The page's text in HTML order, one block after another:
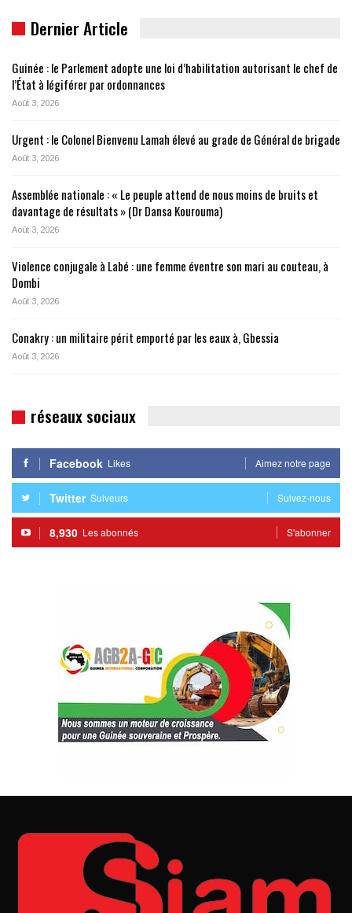
Dernier Article
Guinée : le Parlement adopte une loi d’habilitation autorisant le chef de
l’État à légiférer par ordonnances
Août 3, 2026
Urgent : le Colonel Bienvenu Lamah élevé au grade de Général de brigade
Août 3, 2026
Assemblée nationale : « Le peuple attend de nous moins de bruits et
davantage de résultats » (Dr Dansa Kourouma)
Août 3, 2026
Violence conjugale à Labé : une femme éventre son mari au couteau, à
Dombi
Août 3, 2026
Conakry : un militaire périt emporté par les eaux à, Gbessia
Août 3, 2026
réseaux sociaux
Facebook Likes Aimez notre page
Twitter Suiveurs Suivez-nous
8,930 Les abonnés S'abonner